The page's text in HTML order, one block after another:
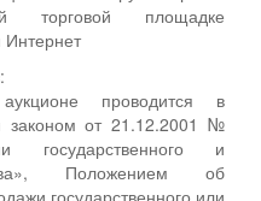
торговой площадке
Интернет
проводится в
законом от 21.12.2001 №
государственного и
Положением об
государственного или